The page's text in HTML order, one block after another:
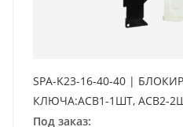
SPA-K23-16-40-40 |
КЛЮЧА:ACB1-1ШТ, ACB2-
Под заказ: